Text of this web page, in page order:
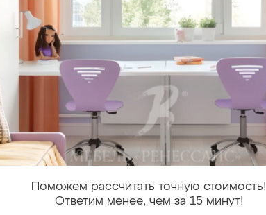
Поможем рассчитать точную стоимость!
Ответим менее, чем за 15 минут!